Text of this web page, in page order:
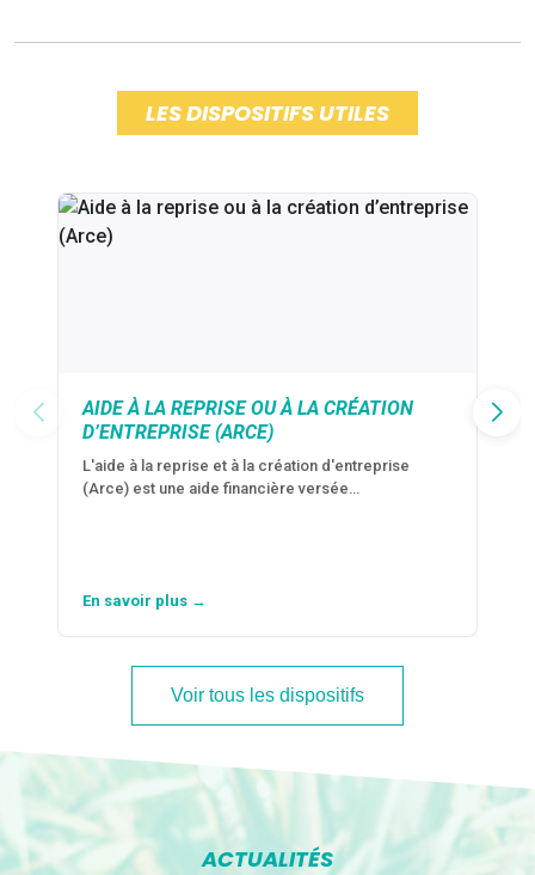
LES DISPOSITIFS UTILES
AIDE À LA REPRISE OU À LA CRÉATION
D’ENTREPRISE (ARCE)
L'aide à la reprise et à la création d'entreprise
(Arce) est une aide financière versée…
En savoir plus →
Voir tous les dispositifs
ACTUALITÉS